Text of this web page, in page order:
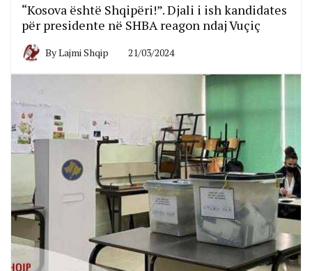
“Kosova është Shqipëri!”. Djali i ish kandidates
për presidente në SHBA reagon ndaj Vuçiç
ByLajmi Shqip 21/03/2024